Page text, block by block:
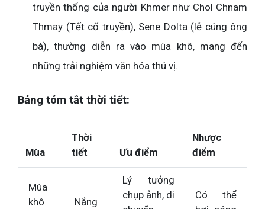
truyền thống của người Khmer như Chol Chnam
Thmay (Tết cổ truyền), Sene Dolta (lễ cúng ông
bà), thường diễn ra vào mùa khô, mang đến
những trải nghiệm văn hóa thú vị.
Bảng tóm tắt thời tiết:
Mùa
Thời
tiết
Ưu điểm
Nhược
điểm
Mùa
khô
Nắng
Lý tưởng
chụp ảnh, di
Có thể